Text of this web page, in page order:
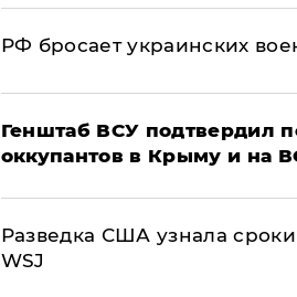
РФ бросает украинских
Генштаб ВСУ подтвердил
оккупантов в Крыму и на
Разведка США узнала
WSJ